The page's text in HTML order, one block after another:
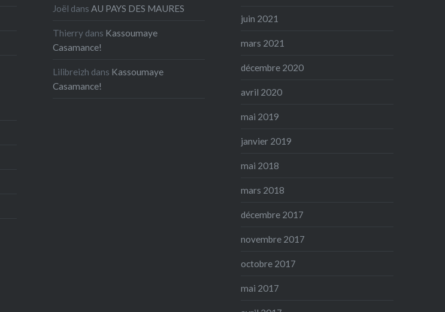
Joël dansAU PAYS DES MAURES
Thierry dans Kassoumaye
Casamance!
Lilibreizh dans Kassoumaye
Casamance!
juin 2021
mars 2021
décembre 2020
avril 2020
mai 2019
janvier 2019
mai 2018
mars 2018
décembre 2017
novembre 2017
octobre 2017
mai 2017